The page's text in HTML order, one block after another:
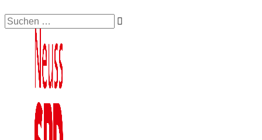
Inhalt
springen